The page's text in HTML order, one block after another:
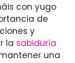
con yugo
de
y
la sabiduría
una